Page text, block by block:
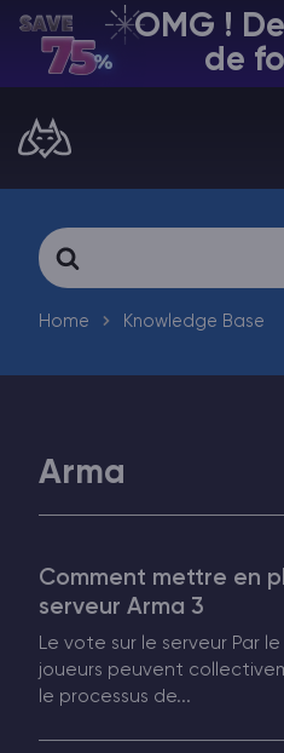
OMG !
de
FR | USD
Manage your servers &
VPS Panel
Manage VPS server
Affiliate panel
Manage affiliates
Minecraft Hébergement de
Vintage Story Serveur
ARK Serveur Hébergement
Jeux
Search
For
Home Knowledge Base
Arma
Comment mettre en
serveur Arma 3
Le vote sur le serveur Par
joueurs peuvent
le processus de...